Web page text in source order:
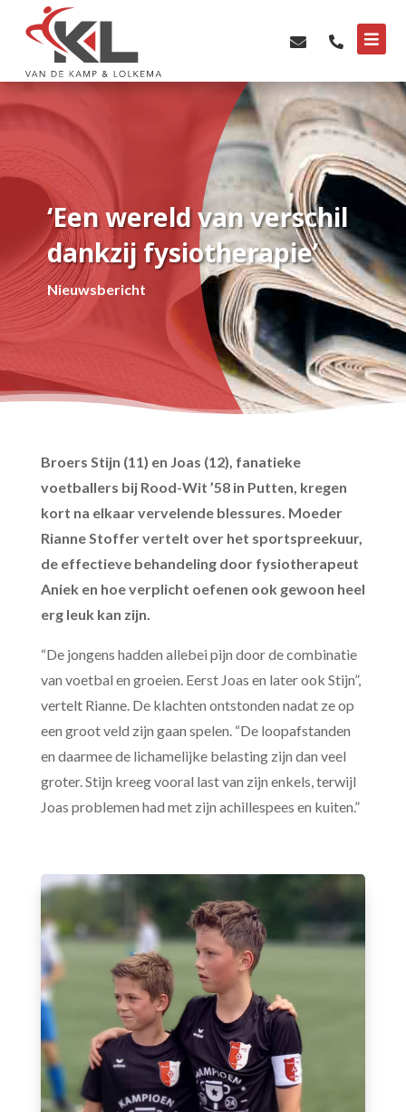
  
‘Een wereld van verschil
dankzij fysiotherapie’
Nieuwsbericht
Broers Stijn (11) en Joas (12), fanatieke
voetballers bij Rood-Wit ’58 in Putten, kregen
kort na elkaar vervelende blessures. Moeder
Rianne Stoffer vertelt over het sportspreekuur,
de effectieve behandeling door fysiotherapeut
Aniek en hoe verplicht oefenen ook gewoon heel
erg leuk kan zijn.
“De jongens hadden allebei pijn door de combinatie
van voetbal en groeien. Eerst Joas en later ook Stijn”,
vertelt Rianne. De klachten ontstonden nadat ze op
een groot veld zijn gaan spelen. “De loopafstanden
en daarmee de lichamelijke belasting zijn dan veel
groter. Stijn kreeg vooral last van zijn enkels, terwijl
Joas problemen had met zijn achillespees en kuiten.”